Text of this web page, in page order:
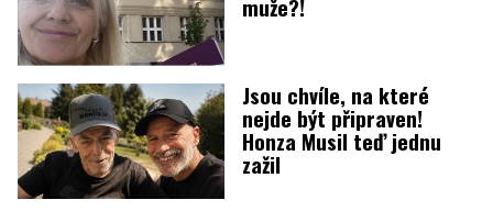
muže?!
Jsou chvíle, na které
nejde být připraven!
Honza Musil teď jednu
zažil